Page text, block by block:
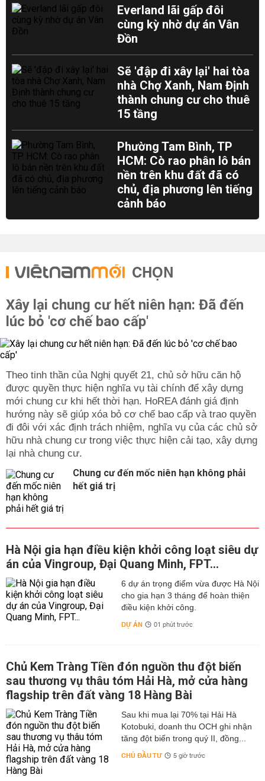
Everland lãi gấp đôi
cùng kỳ nhờ dự án Vân
Đồn
Sẽ 'đập đi xây lại' hai tòa
nhà Chợ Xanh, Nam Định
thành chung cư cho thuê
15 tầng
Phường Tam Bình, TP
HCM: Cò rao phân lô bán
nền trên khu đất đã có
chủ, địa phương lên tiếng
cảnh báo
CHỌN
Xây lại chung cư hết niên hạn: Đã đến
lúc bỏ 'cơ chế bao cấp'
Theo tinh thần của Nghị quyết 21, chủ sở hữu căn hộ
được quyền thực hiện nghĩa vụ tài chính để xây dựng
mới chung cư khi hết thời hạn. HoREA đánh giá định
hướng này sẽ giúp xóa bỏ cơ chế bao cấp và trao quyền
đi đôi với xác định trách nhiệm, nghĩa vụ của các chủ sở
hữu nhà chung cư trong việc thực hiện cải tạo, xây dựng
lại nhà chung cư.
Chung cư đến mốc niên hạn không phải
hết giá trị
Hà Nội gia hạn điều kiện khởi công loạt siêu dự
án của Vingroup, Đại Quang Minh, FPT...
6 dự án trọng điểm vừa được Hà Nội
cho gia hạn 3 tháng để hoàn thiện
điều kiện khởi công.
DỰ ÁN 01 phút trước
Chủ Kem Tràng Tiền đón nguồn thu đột biến
sau thương vụ thâu tóm Hải Hà, mở cửa hàng
flagship trên đất vàng 18 Hàng Bài
Sau khi mua lại 70% tại Hải Hà
Kotobuki, doanh thu OCH ghi nhận
tăng đột biến trong quý II, đồng...
CHỦ ĐẦU TƯ 5 giờ trước